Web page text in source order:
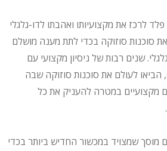
עודד פלד לרכז את מקצועיותו ואהבתו לדו-גלגלי
סוכנות סוזוקה בכדי לתת מענה מושלם
שנים רבות של ניסיון מקצועי עם
הביאו לעולם את סוכנות סוזוקה שבה
מקצועיים במטרה להעניק את כל
מוסך שמצויד במכשור החדיש ביותר בכדי